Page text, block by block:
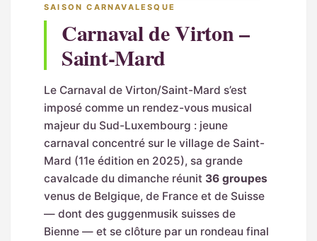
SAISON CARNAVALESQUE
Carnaval de Virton –
Saint-Mard
Le Carnaval de Virton/Saint-Mard s’est
imposé comme un rendez-vous musical
majeur du Sud-Luxembourg : jeune
carnaval concentré sur le village de Saint-
Mard (11e édition en 2025), sa grande
cavalcade du dimanche réunit 36 groupes
venus de Belgique, de France et de Suisse
— dont des guggenmusik suisses de
Bienne — et se clôture par un rondeau final